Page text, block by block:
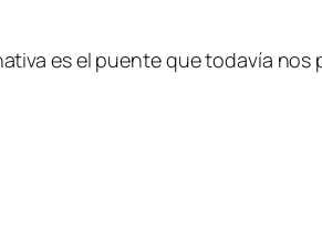
es el puente que todavía nos